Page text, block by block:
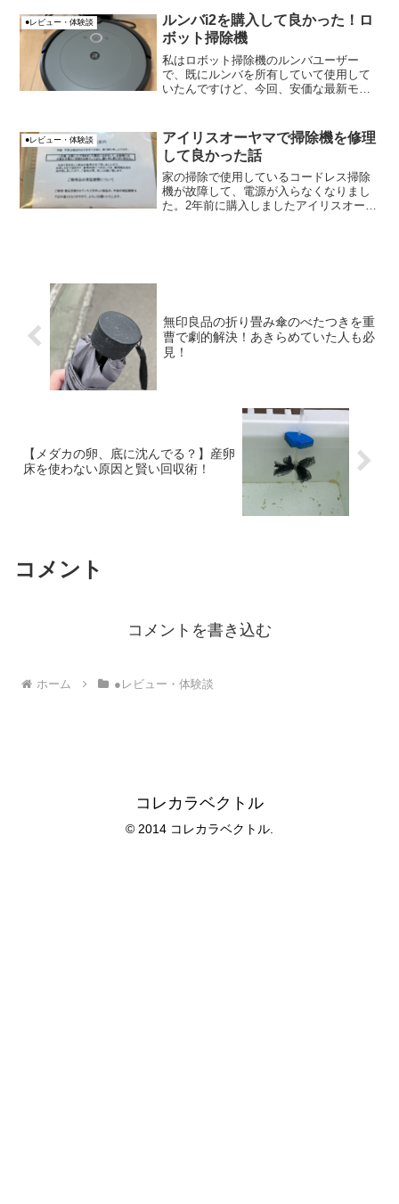
で購入したのですが、購入した結果、一
般的なサイズのコ...
●レビュー・体験談
ルンバi2を購入して良かった！ロ
ボット掃除機
私はロボット掃除機のルンバユーザー
で、既にルンバを所有していて使用して
いたんですけど、今回、安価な最新モデ
ンバは「870」です。ルンバi2、めちゃく
ちゃ掃除がはかどり...
●レビュー・体験談
アイリスオーヤマで掃除機を修理
して良かった話
家の掃除で使用しているコードレス掃除
機が故障して、電源が入らなくなりまし
た。2年前に購入しましたアイリスオーヤ
無印良品の折り畳み傘のべたつきを重
曹で劇的解決！あきらめていた人も必
見！
【メダカの卵、底に沈んでる？】産卵
床を使わない原因と賢い回収術！
コメント
コメントを書き込む
ホーム ●レビュー・体験談
コレカラベクトル
© 2014 コレカラベクトル.